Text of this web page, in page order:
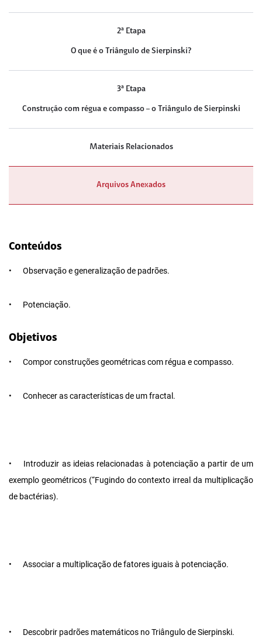
2ª Etapa
O que é o Triângulo de Sierpinski?
3ª Etapa
Construção com régua e compasso – o Triângulo de Sierpinski
Materiais Relacionados
Arquivos Anexados
Conteúdos
• Observação e generalização de padrões.
• Potenciação.
Objetivos
• Compor construções geométricas com régua e compasso.
• Conhecer as características de um fractal.
•
Introduzir as ideias relacionadas à potenciação a partir de um
exemplo geométricos (“Fugindo do contexto irreal da multiplicação
de bactérias).
• Associar a multiplicação de fatores iguais à potenciação.
• Descobrir padrões matemáticos no Triângulo de Sierpinski.